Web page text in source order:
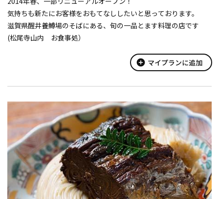
気持ちも新たにお客様をおもてなししたいと思っております。
滋賀県醒井養鱒場のそばにある、旬の一品とます料理の店です
(松尾寺山内 お食事処）
煮などふんだんにます料理をお楽しみ頂けます。
add_circle マイプランに追加